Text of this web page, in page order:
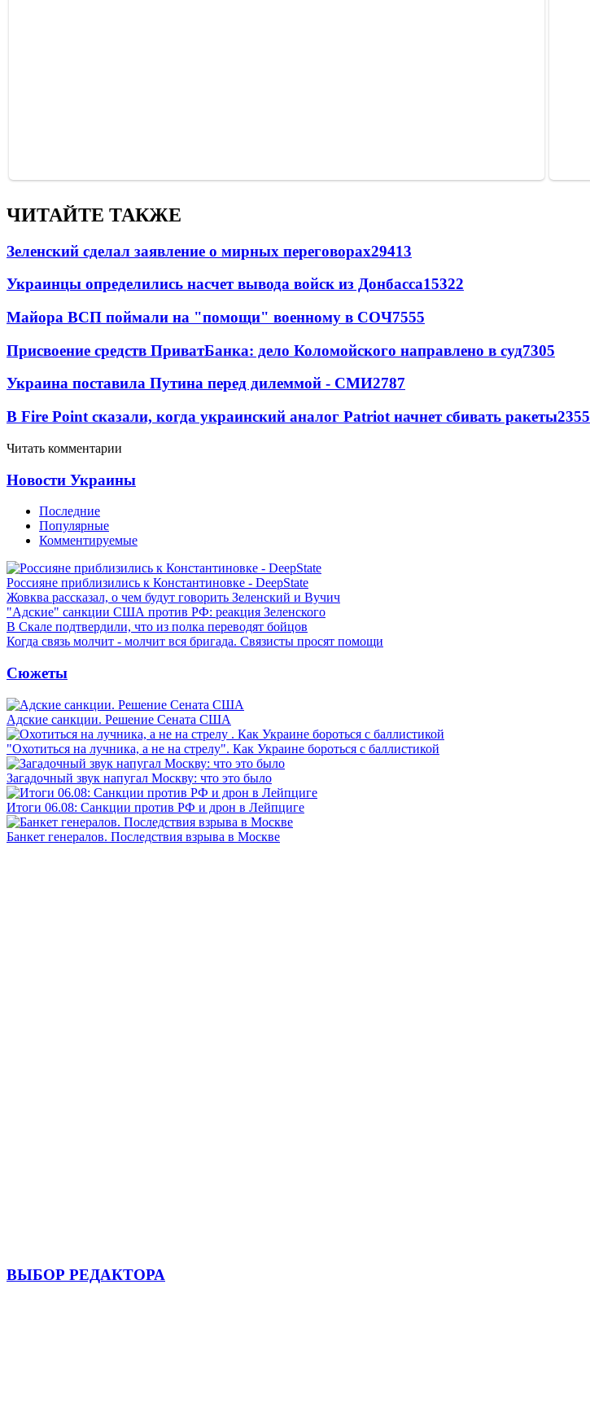
ЧИТАЙТЕ ТАКЖЕ
Зеленский сделал заявление о мирных переговорах29413
Украинцы определились насчет вывода войск из Донбасса15322
Майора ВСП поймали на "помощи" военному в СОЧ7555
Присвоение средств ПриватБанка: дело Коломойского направлено в суд7305
Украина поставила Путина перед дилеммой - СМИ2787
В Fire Point сказали, когда украинский аналог Patriot начнет сбивать ракеты2355
Читать комментарии
Новости Украины
Последние
Популярные
Комментируемые
Россияне приблизились к Константиновке - DeepState
Жовква рассказал, о чем будут говорить Зеленский и Вучич
"Адские" санкции США против РФ: реакция Зеленского
В Скале подтвердили, что из полка переводят бойцов
Когда связь молчит - молчит вся бригада. Связисты просят помощи
Сюжеты
Адские санкции. Решение Сената США
"Охотиться на лучника, а не на стрелу". Как Украине бороться с баллистикой
Загадочный звук напугал Москву: что это было
Итоги 06.08: Санкции против РФ и дрон в Лейпциге
Банкет генералов. Последствия взрыва в Москве
ВЫБОР РЕДАКТОРА